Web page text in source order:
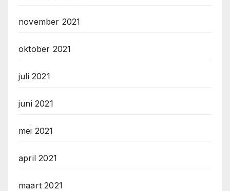
november 2021
oktober 2021
juli 2021
juni 2021
mei 2021
april 2021
maart 2021